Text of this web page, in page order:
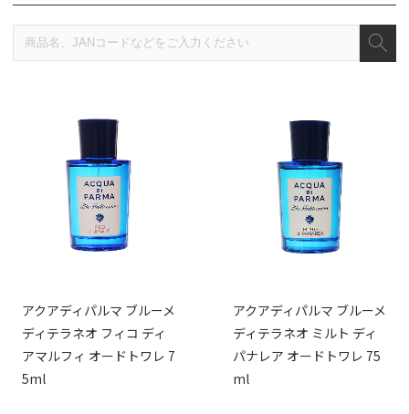
アクアディパルマ ブルーメ
ディテラネオ フィコ ディ
アマルフィ オードトワレ 7
5ml
アクアディパルマ ブルーメ
ディテラネオ ミルト ディ
パナレア オードトワレ 75
ml